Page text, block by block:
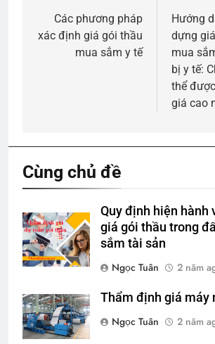
hướng
Các phương pháp
xác định giá gói thầu
mua sắm y tế
Hướng
dựng
mua
bị y tế:
thể
giá cao
Cùng chủ đề
Quy định hiện hành
giá gói thầu trong
sắm tài sản
Ngọc Tuân
2 năm
Thẩm định giá máy
Ngọc Tuân
2 năm